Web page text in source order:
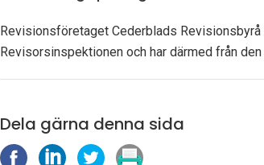
Revisionsföretaget Cederblads
Revisorsinspektionen och har därmed från
Dela gärna denna sida
D
D
D
S